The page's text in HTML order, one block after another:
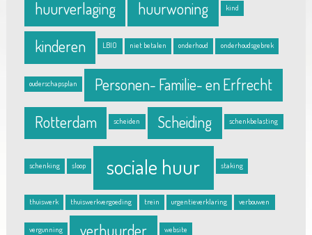
huurverlaging huurwoning kind
kinderen LBIO niet betalen onderhoud onderhoudsgebrek
ouderschapsplan Personen- Familie- en Erfrecht
Rotterdam scheiden Scheiding schenkbelasting
schenking sloop sociale huur staking
thuiswerk thuiswerkvergoeding trein urgentieverklaring verbouwen
vergunning verhuurder website